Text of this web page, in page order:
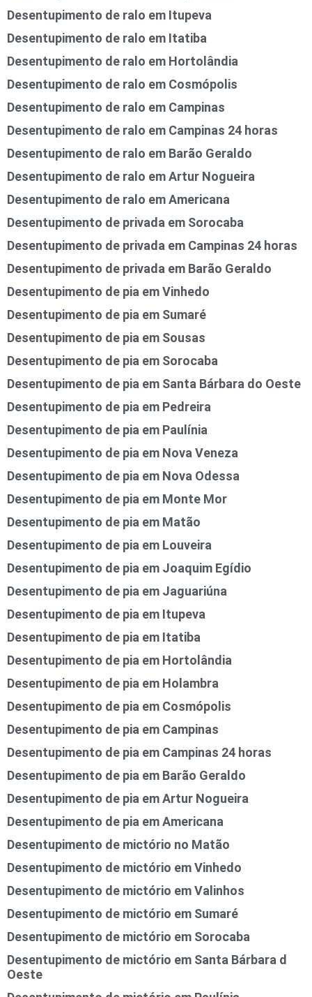
Desentupimento de ralo em Itupeva
Desentupimento de ralo em Itatiba
Desentupimento de ralo em Hortolândia
Desentupimento de ralo em Cosmópolis
Desentupimento de ralo em Campinas
Desentupimento de ralo em Campinas 24 horas
Desentupimento de ralo em Barão Geraldo
Desentupimento de ralo em Artur Nogueira
Desentupimento de ralo em Americana
Desentupimento de privada em Sorocaba
Desentupimento de privada em Campinas 24 horas
Desentupimento de privada em Barão Geraldo
Desentupimento de pia em Vinhedo
Desentupimento de pia em Sumaré
Desentupimento de pia em Sousas
Desentupimento de pia em Sorocaba
Desentupimento de pia em Santa Bárbara do Oeste
Desentupimento de pia em Pedreira
Desentupimento de pia em Paulínia
Desentupimento de pia em Nova Veneza
Desentupimento de pia em Nova Odessa
Desentupimento de pia em Monte Mor
Desentupimento de pia em Matão
Desentupimento de pia em Louveira
Desentupimento de pia em Joaquim Egídio
Desentupimento de pia em Jaguariúna
Desentupimento de pia em Itupeva
Desentupimento de pia em Itatiba
Desentupimento de pia em Hortolândia
Desentupimento de pia em Holambra
Desentupimento de pia em Cosmópolis
Desentupimento de pia em Campinas
Desentupimento de pia em Campinas 24 horas
Desentupimento de pia em Barão Geraldo
Desentupimento de pia em Artur Nogueira
Desentupimento de pia em Americana
Desentupimento de mictório no Matão
Desentupimento de mictório em Vinhedo
Desentupimento de mictório em Valinhos
Desentupimento de mictório em Sumaré
Desentupimento de mictório em Sorocaba
Desentupimento de mictório em Santa Bárbara d
Oeste